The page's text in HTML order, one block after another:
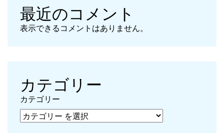
最近のコメント
表示できるコメントはありません。
カテゴリー
カテゴリー